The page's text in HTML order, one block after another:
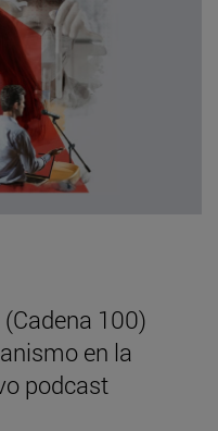
100)
en la
podcast